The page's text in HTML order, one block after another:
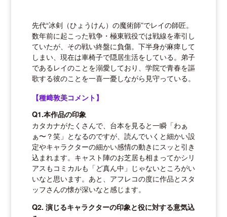
先代“冰剣（ひょうけん）の魔術師”でレイの師匠。
数年前に起こった戦争・極東戦役では戦線を牽引し
ていたが、その戦い終盤に負傷。下半身が麻痺して
しまい、現在は車椅子で隠居生活をしている。弟子
であるレイのことを溺愛しており、学院で青春を謳
歌する彼のことを一喜一憂しながら見守っている。
【種﨑敦美コメント】
Q1.本作品の印象
カタカナがたくさんで、台本を見ると一瞬「わぁ
ぁ〜？笑」となるのですが、読んでいくと細かい設
定やキャラクターの細かい感情の動きにスッと引き
込まれます。キャスト陣のお芝居も相まってかシリ
アスもコミカルも「ど真ん中」じゃないところがい
いなと思います。あと、アフレコの度に作品とスタ
ッフさんの懐が深いなと感じます。
Q2. 演じるキャラクターの印象と役に対する意気込